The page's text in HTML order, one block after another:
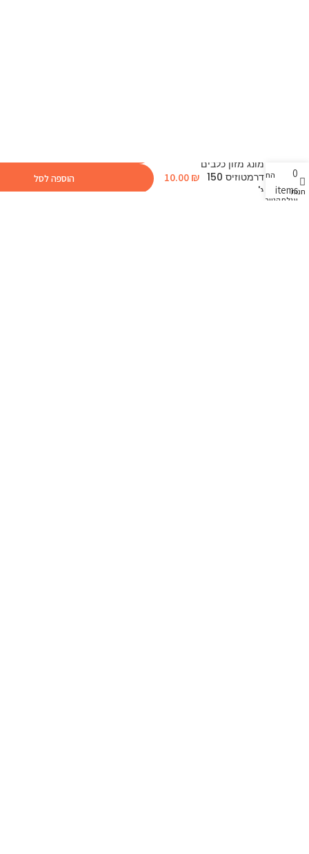
מונג מזון כלבים
דרמטוזיס 150
ג'
10.00₪ הוספה לסל
חנות
0
items
עגלת קניות
החשבון שלי